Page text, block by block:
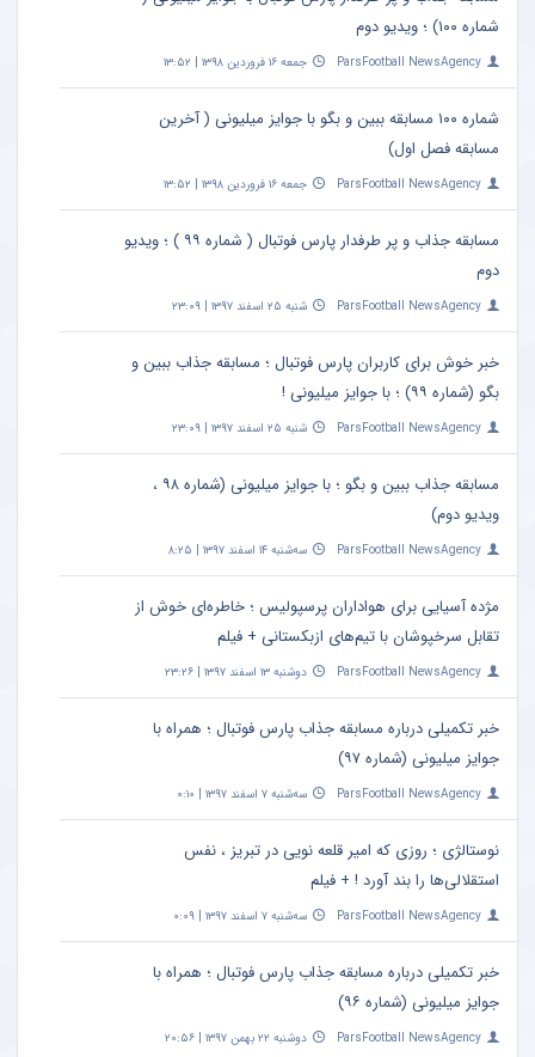
شماره ۱۰۰) ؛ ویدیو دوم
ParsFootball NewsAgency جمعه ۱۶ فروردین ۱۳۹۸ | ۱۳:۵۲
شماره ۱۰۰ مسابقه ببین و بگو با جوایز میلیونی ( آخرین
مسابقه فصل اول)
ParsFootball NewsAgency جمعه ۱۶ فروردین ۱۳۹۸ | ۱۳:۵۲
مسابقه جذاب و پر طرفدار پارس فوتبال ( شماره ۹۹ ) ؛ ویدیو
دوم
ParsFootball NewsAgency شنبه ۲۵ اسفند ۱۳۹۷ | ۲۳:۰۹
خبر خوش برای کاربران پارس فوتبال ؛ مسابقه جذاب ببین و
بگو (شماره ۹۹) ؛ با جوایز میلیونی !
ParsFootball NewsAgency شنبه ۲۵ اسفند ۱۳۹۷ | ۲۳:۰۹
مسابقه جذاب ببین و بگو ؛ با جوایز میلیونی (شماره ۹۸ ،
ویدیو دوم)
ParsFootball NewsAgency سه‌شنبه ۱۴ اسفند ۱۳۹۷ | ۸:۲۵
مژده آسیایی برای هواداران پرسپولیس ؛ خاطره‌ای خوش از
تقابل سرخپوشان با تیم‌های ازبکستانی + فیلم
ParsFootball NewsAgency دوشنبه ۱۳ اسفند ۱۳۹۷ | ۲۳:۲۶
خبر تکمیلی درباره مسابقه جذاب پارس فوتبال ؛ همراه با
جوایز میلیونی (شماره ۹۷)
ParsFootball NewsAgency سه‌شنبه ۷ اسفند ۱۳۹۷ | ۰:۱۰
نوستالژی ؛ روزی که امیر قلعه نویی در تبریز ، نفس
استقلالی‌ها را بند آورد ! + فیلم
ParsFootball NewsAgency سه‌شنبه ۷ اسفند ۱۳۹۷ | ۰:۰۹
خبر تکمیلی درباره مسابقه جذاب پارس فوتبال ؛ همراه با
جوایز میلیونی (شماره ۹۶)
ParsFootball NewsAgency دوشنبه ۲۲ بهمن ۱۳۹۷ | ۲۰:۵۶